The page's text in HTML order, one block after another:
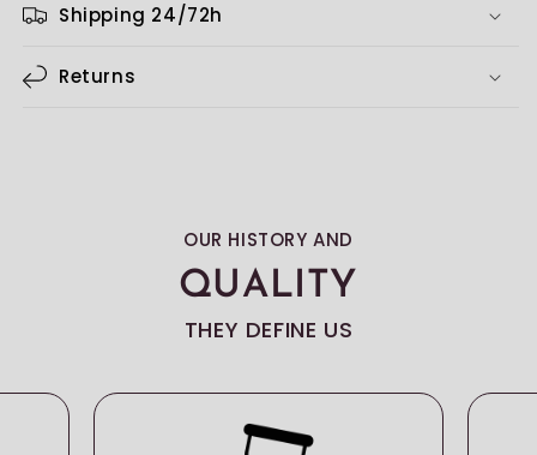
Shipping 24/72h
Returns
OUR HISTORY AND
QUALITY
THEY DEFINE US